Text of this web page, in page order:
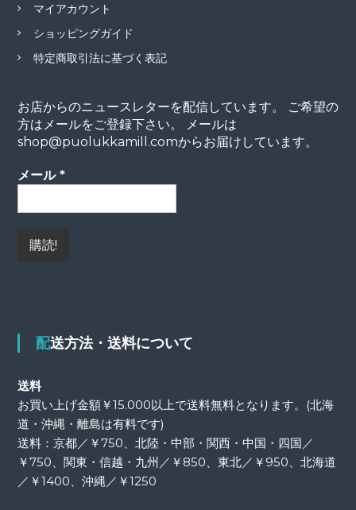
マイアカウント
ショッピングガイド
特定商取引法に基づく表記
お店からのニュースレターを配信しています。 ご希望の
方はメールをご登録下さい。 メールは
shop@puolukkamill.comからお届けしています。
メール *
配送方法・送料について
送料
お買い上げ金額￥15.000以上で送料無料となります。(北海
道・沖縄・離島は有料です)
送料：京都／￥750、北陸・中部・関西・中国・四国／
￥750、関東・信越・九州／￥850、東北／￥950、北海道
／￥1400、沖縄／￥1250